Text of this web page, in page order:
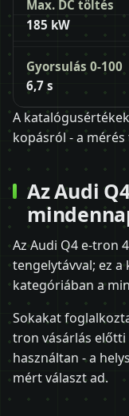
Max. DC töltés
185 kW
Gyorsulás 0-100
6,7 s
A
kopásról - a
Az Audi
Az Audi Q4 e-tron
tengelytávval; ez
kategóriában a
Sokakat
tron vásárlás
használtan - a
mért választ ad.